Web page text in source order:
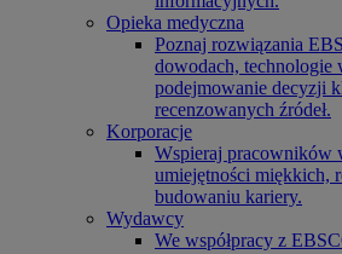
Opieka medyczna
Poznaj rozwiązania
dowodach, technologie
podejmowanie decyzji
recenzowanych źródeł.
Korporacje
Wspieraj pracowników
umiejętności miękkich,
budowaniu kariery.
Wydawcy
We współpracy z